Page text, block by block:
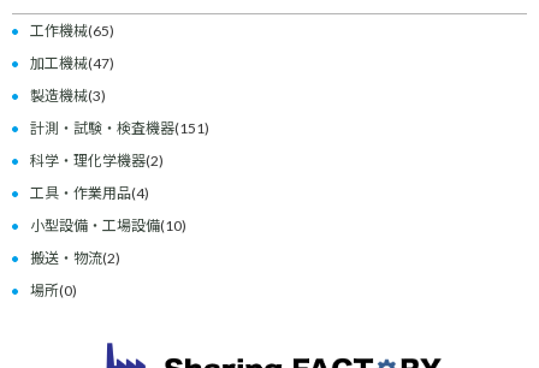
工作機械(65)
加工機械(47)
製造機械(3)
計測・試験・検査機器(151)
科学・理化学機器(2)
工具・作業用品(4)
小型設備・工場設備(10)
搬送・物流(2)
場所(0)